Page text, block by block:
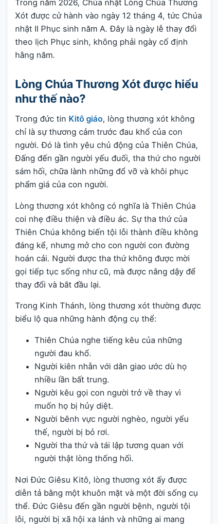
Trong năm 2026, Chúa nhật Lòng Chúa Thương
Xót được cử hành vào ngày 12 tháng 4, tức Chúa
nhật II Phục sinh năm A. Đây là ngày lễ thay đổi
theo lịch Phục sinh, không phải ngày cố định
hằng năm.
Lòng Chúa Thương Xót được hiểu
như thế nào?
Trong đức tin Kitô giáo, lòng thương xót không
chỉ là sự thương cảm trước đau khổ của con
người. Đó là tình yêu chủ động của Thiên Chúa,
Đấng đến gần người yếu đuối, tha thứ cho người
sám hối, chữa lành những đổ vỡ và khôi phục
phẩm giá của con người.
Lòng thương xót không có nghĩa là Thiên Chúa
coi nhẹ điều thiện và điều ác. Sự tha thứ của
Thiên Chúa không biến tội lỗi thành điều không
đáng kể, nhưng mở cho con người con đường
hoán cải. Người được tha thứ không được mời
gọi tiếp tục sống như cũ, mà được nâng dậy để
thay đổi và bắt đầu lại.
Trong Kinh Thánh, lòng thương xót thường được
biểu lộ qua những hành động cụ thể:
Thiên Chúa nghe tiếng kêu của những
người đau khổ.
Người kiên nhẫn với dân giao ước dù họ
nhiều lần bất trung.
Người kêu gọi con người trở về thay vì
muốn họ bị hủy diệt.
Người bênh vực người nghèo, người yếu
thế, người bị bỏ rơi.
Người tha thứ và tái lập tương quan với
người thật lòng thống hối.
Nơi Đức Giêsu Kitô, lòng thương xót ấy được
diễn tả bằng một khuôn mặt và một đời sống cụ
thể. Đức Giêsu đến gần người bệnh, người tội
lỗi, người bị xã hội xa lánh và những ai mang